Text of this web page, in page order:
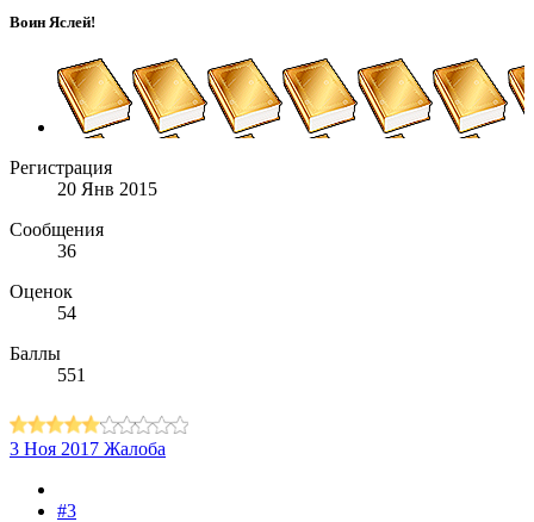
Воин Яслей!
Регистрация
20 Янв 2015
Сообщения
36
Оценок
54
Баллы
551
3 Ноя 2017 Жалоба
#3